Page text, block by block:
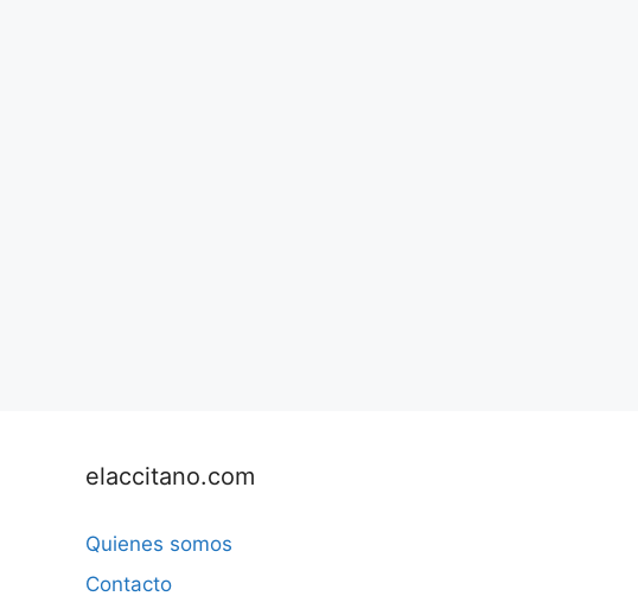
elaccitano.com
Quienes somos
Contacto